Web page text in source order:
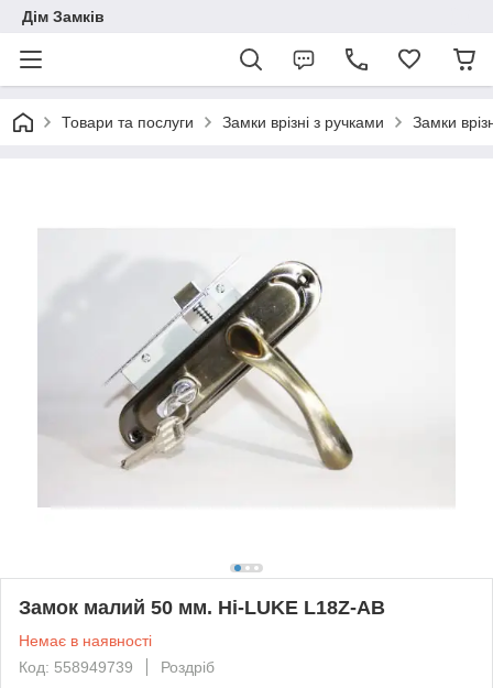
Дім Замків
Товари та послуги Замки врізні з ручками Замки
Замок малий 50 мм. Hi-LUKE L18Z-AB
Немає в наявності
Код: 558949739
Роздріб